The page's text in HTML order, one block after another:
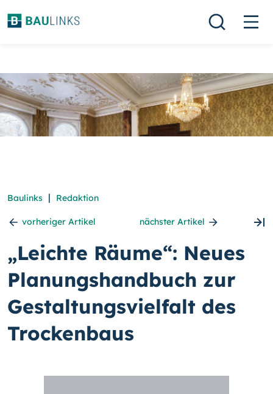
Baulinks | Redaktion
vorheriger Artikel nächster Artikel
„Leichte Räume“: Neues
Planungshandbuch zur
Gestaltungsvielfalt des
Trockenbaus